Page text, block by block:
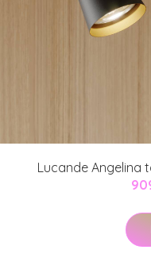
Lucande Angelina